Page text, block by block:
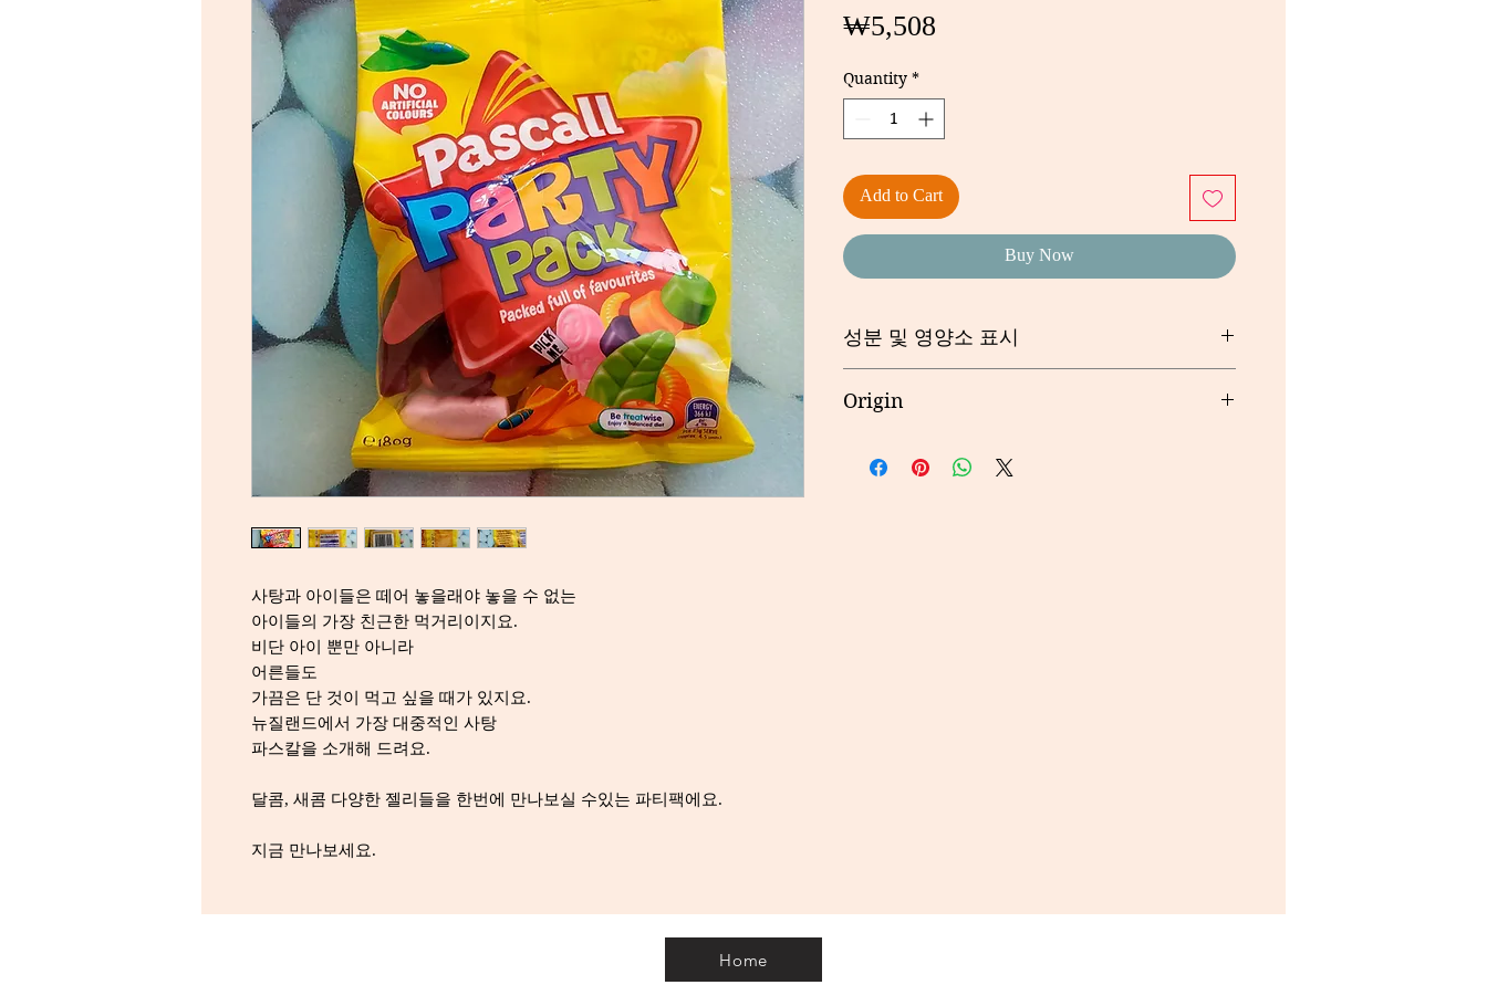
사탕과 아이들은 떼어 놓을래야 놓을 수 없는
아이들의 가장 친근한 먹거리이지요.
비단 아이 뿐만 아니라
어른들도
가끔은 단 것이 먹고 싶을 때가 있지요.
뉴질랜드에서 가장 대중적인 사탕
파스칼을 소개해 드려요.
달콤, 새콤 다양한 젤리들을 한번에 만나보실 수있는 파티팩에요.
지금 만나보세요.
₩5,508
Quantity *
Add to Cart
Buy Now
성분 및 영양소 표시
Origin
Home